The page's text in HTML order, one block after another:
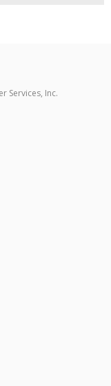
Services, Inc.